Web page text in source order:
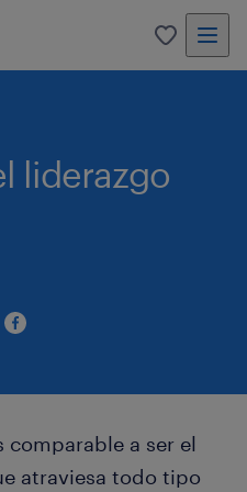
0
liderazgo
comparable a ser el
atraviesa todo tipo